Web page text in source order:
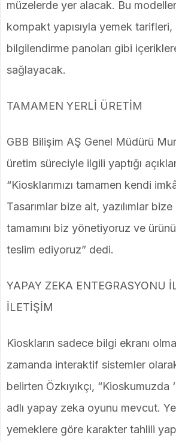
müzelerde yer alacak. Bu
kompakt yapısıyla yemek
bilgilendirme panoları gibi
sağlayacak.
TAMAMEN YERLİ ÜRETİM
GBB Bilişim AŞ Genel Müdürü
üretim süreciyle ilgili yaptığı
“Kiosklarımızı tamamen kendi
Tasarımlar bize ait, yazılımlar
tamamını biz yönetiyoruz ve
teslim ediyoruz” dedi.
YAPAY ZEKA ENTEGRASYONU
İLETİŞİM
Kioskların sadece bilgi ekranı
zamanda interaktif sistemler olarak
belirten Özkıyıkçı, “Kioskumuzda
adlı yapay zeka oyunu mevcut.
yemeklere göre karakter tahlili